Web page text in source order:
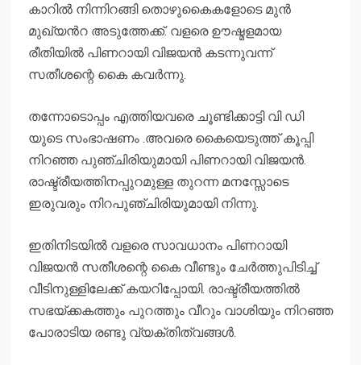
കാറിൽ നിന്നിറങ്ങി തൊഴുകൈകളോടെ മുന്‍
മുഖ്യന്‍റ അടുത്തേക്ക്. വളരെ ഊഷ്മളമായ
രീതിയിൽ പിണറായി വിജയന്‍ കടന്നുവന്ന്
സതീശന്റെ കൈ കവർന്നു.
തന്നോടൊപ്പം എത്തിയവരെ ചൂണ്ടിക്കാട്ടി വി ഡി
യുടെ സംഭാഷണം .അവരെ കൈയെടുത്ത് കൂപ്പി
നിറഞ്ഞ പുഞ്ചിരിയുമായി പിണറായി വിജയൻ.
രാഷ്ട്രീയത്തിനപ്പുറമുള്ള തുറന്ന മനസ്സോടെ
ഇരുവരും നിറപുഞ്ചിരിയുമായി നിന്നു.
ഇതിനിടയിൽ വളരെ സാവധാനം പിണറായി
വിജയൻ സതീശന്റെ കൈ വീണ്ടും ചേർത്തുപിടിച്ച്
വീടിനുള്ളിലേക്ക് കയറിപ്പോയി. രാഷ്ട്രീയത്തിൽ
സഭയ്ക്കകത്തും പുറത്തും വീറും വാശിയും നിറഞ്ഞ
പോരാടിയ രണ്ടു വ്യക്തിത്വങ്ങൾ.